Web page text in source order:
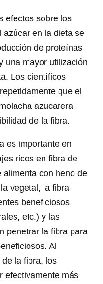
efectos sobre los
azúcar en la dieta se
de proteínas
una mayor utilización
Los científicos
que el
azucarera
de la fibra.
es importante en
ricos en fibra de
alimenta con heno de
vegetal, la fibra
beneficiosos
etc.) y las
penetrar la fibra para
Al
la fibra, los
efectivamente más